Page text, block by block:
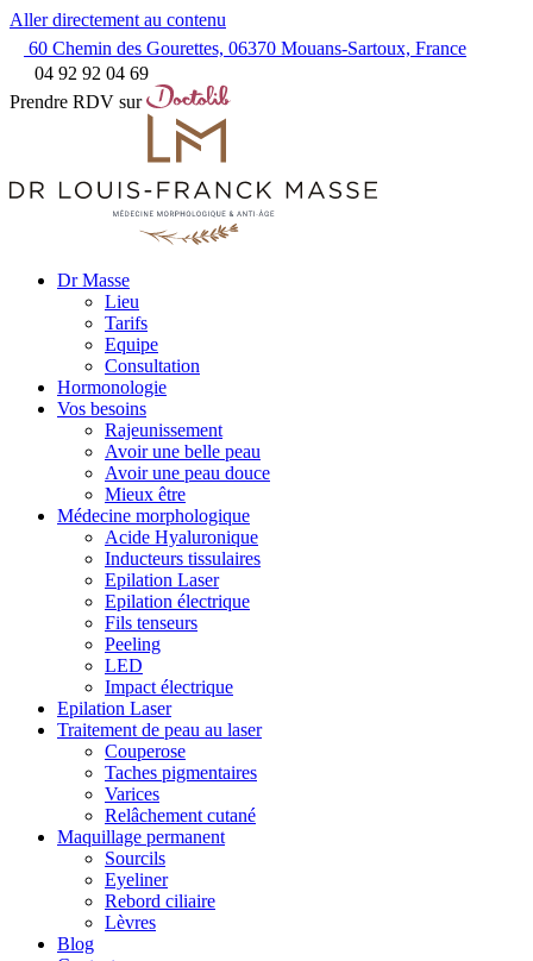
Aller directement au contenu
60 Chemin des Gourettes, 06370 Mouans-Sartoux, France
04 92 92 04 69
Prendre RDV sur
Dr Masse
Lieu
Tarifs
Equipe
Consultation
Hormonologie
Vos besoins
Rajeunissement
Avoir une belle peau
Avoir une peau douce
Mieux être
Médecine morphologique
Acide Hyaluronique
Inducteurs tissulaires
Epilation Laser
Epilation électrique
Fils tenseurs
Peeling
LED
Impact électrique
Epilation Laser
Traitement de peau au laser
Couperose
Taches pigmentaires
Varices
Relâchement cutané
Maquillage permanent
Sourcils
Eyeliner
Rebord ciliaire
Lèvres
Blog